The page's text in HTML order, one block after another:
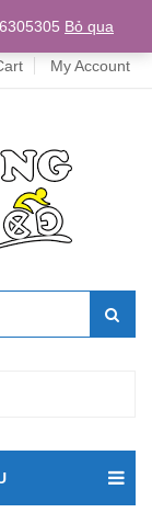
My Account
Bỏ qua